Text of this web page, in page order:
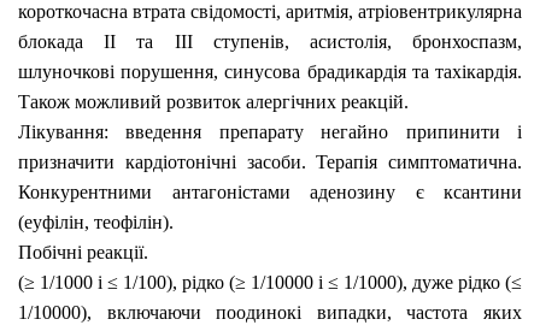
короткочасна втрата свідомості, аритмія, атріовентрикулярна
блокада ІІ та ІІІ ступенів, асистолія, бронхоспазм,
шлуночкові порушення, синусова брадикардія та тахікардія.
Також можливий розвиток алергічних реакцій.
Лікування:введення препарату негайно припинити і
призначити кардіотонічні засоби.Терапія симптоматична.
Конкурентними антагоністами аденозину є ксантини
(еуфілін, теофілін).
Побічні реакції.
(≥ 1/1000 і ≤ 1/100), рідко (≥ 1/10000 і ≤ 1/1000), дуже рідко (≤
1/10000), включаючи поодинокі випадки, частота яких